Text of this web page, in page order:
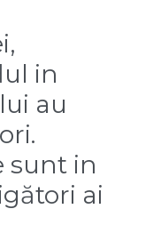
in
au
sunt in
ai